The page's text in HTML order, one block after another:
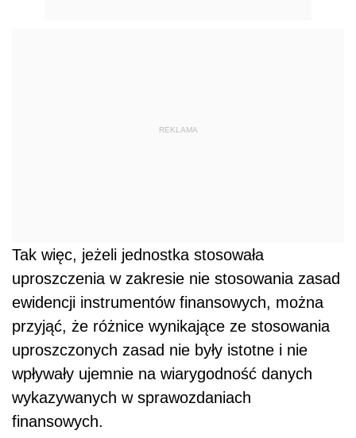
REKLAMA
Tak więc, jeżeli jednostka stosowała
uproszczenia w zakresie nie stosowania zasad
ewidencji instrumentów finansowych, można
przyjąć, że różnice wynikające ze stosowania
uproszczonych zasad nie były istotne i nie
wpływały ujemnie na wiarygodność danych
wykazywanych w sprawozdaniach
finansowych.